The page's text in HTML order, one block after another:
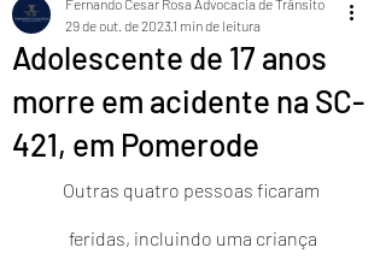
Adolescente de 17 anos
morre em acidente na SC-
421, em Pomerode
Fernando Cesar Rosa Advocacia de Trânsito
29 de out. de 2023 1 min de leitura
Outras quatro pessoas ficaram
feridas, incluindo uma criança